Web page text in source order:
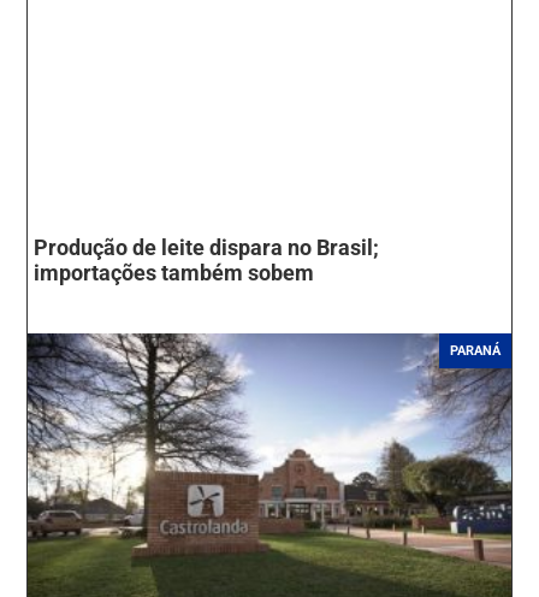
Produção de leite dispara no Brasil;
importações também sobem
PARANÁ